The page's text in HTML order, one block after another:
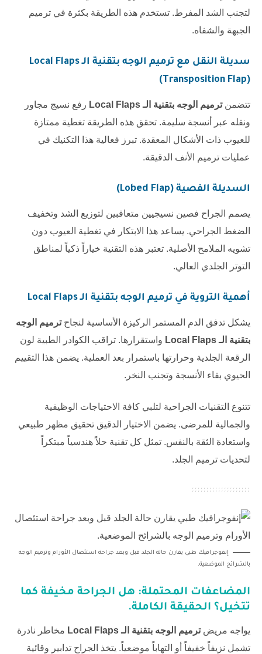
لتجنب الشد المفرط. تستخدم هذه الطريقة بكثرة في ترميم
الجبهة والشفاه.
سديلة النقل مع ترميم الوجه بتقنية الـ Local Flaps
(Transposition Flap)
تتضمنترميم الوجه بتقنية الـ Local Flaps
رفع نسيج مجاور
ونقله عبر أنسجة سليمة. تحقق هذه الطريقة تغطية ممتازة
للعيوب ذات الأشكال المعقدة. تبرز فعالية هذا التكنيك في
عمليات ترميم الأنف الدقيقة.
السديلة الفصية (Lobed Flap)
يصمم الجراح فصين نسيجيين متعاقبين لتوزيع الشد وتخفيف
الضغط الجراحي. يساعد هذا الابتكار في تغطية العيوب دون
تشويه الملامح الأصلية. تعتبر هذه التقنية خياراً ذكياً لمناطق
التوتر الجلدي العالي.
أهمية التروية في ترميم الوجه بتقنية الـ Local Flaps
يشكل تدفق الدم المستمر الركيزة الأساسية لنجاحترميم الوجه
بتقنية الـ Local Flaps
واستقرارها. تراقب الكوادر الطبية لون
الرقعة الجلدية وحرارتها باستمرار بعد العملية. يضمن هذا التقييم
الحيوي بقاء الأنسجة وتجنب النخر.
تتنوع التقنيات الجراحية لتلبي كافة الاحتياجات الوظيفية
والجمالية للمرضى. يضمن الاختيار الدقيق تحقيق مظهر طبيعي
واستعادة الثقة بالنفس. تمثل كل تقنية حلاً هندسياً مبتكراً
لتحديات ترميم الجلد.
إنفوجرافيك طبي يقارن حالة الجلد قبل وبعد جراحة استئصال الأورام وترميم الوجه
بالشرائح الموضعية.
المضاعفات المحتملة: هل الجراحة مخيفة كما
تتخيل؟ الحقيقة الكاملة.
يواجه مريضترميم الوجه بتقنية الـ Local Flaps
مخاطر نادرة
تشمل نزيفاً خفيفاً أو التهاباً موضعياً. يتخذ الجراح تدابير وقائية